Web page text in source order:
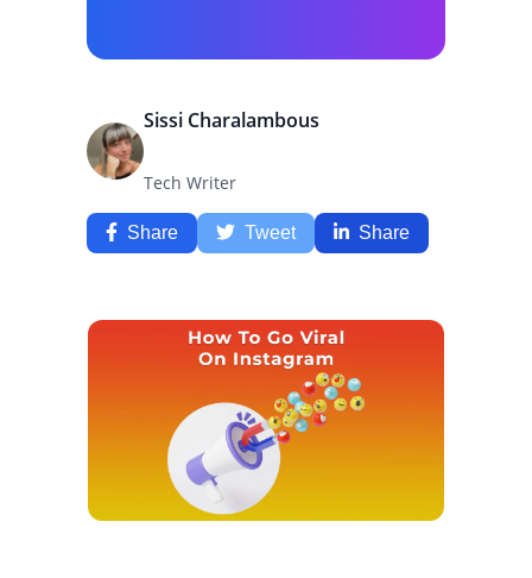
Sissi Charalambous
Tech Writer
Share Tweet Share